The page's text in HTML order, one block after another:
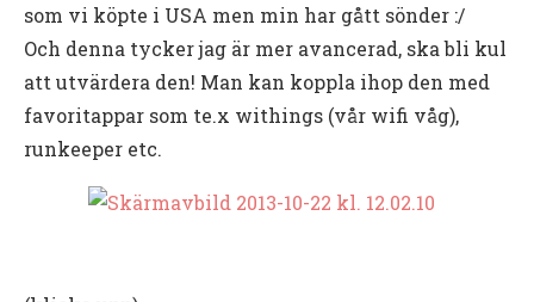
som vi köpte i USA men min har gått sönder :/
Och denna tycker jag är mer avancerad, ska bli kul
att utvärdera den! Man kan koppla ihop den med
favoritappar som te.x withings (vår wifi våg),
runkeeper etc.